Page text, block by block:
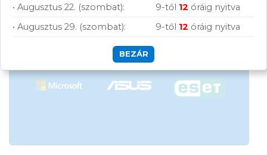
Hűségprogram
50 000 Ft felett ingyenes szállítás
Szolgáltatásaink vállalkozásoknak
• Augusztus 22. (szombat):
9-től 12 óráig nyitva
• Augusztus 29. (szombat):
9-től 12 óráig nyitva
BEZÁR